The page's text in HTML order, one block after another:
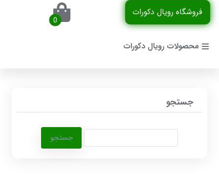
فروشگاه رویال دکورات
محصولات رویال دکورات
جستجو
جستجو
برای: